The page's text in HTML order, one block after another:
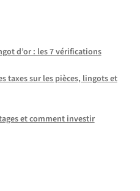
d’or : les 7 vérifications
taxes sur les pièces, lingots et
et comment investir